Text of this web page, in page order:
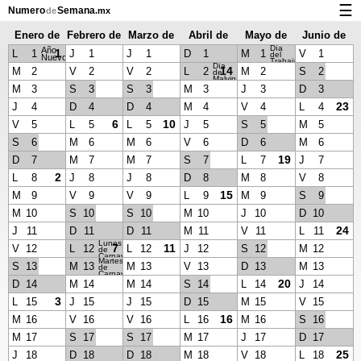
NumerodeSemana.mx
Calendario con días festivos y números de semana
Privacidad y galletas
☰
Enero de
2029
Febrero de
2029
Marzo de
2029
Abril de
2029
Mayo de
2029
Junio de
2029
L 1 1
Año
Nuevo J 1 J 1 D 1 M 1 Día
del
Trabajador
V
1
M
2 V 2 V 2 L 2 14
Día
de
Malvinas
M 2 S
2
M
3 S 3 S 3 M 3 J 3 D
3
J
4 D 4 D 4 M 4 V 4 L 4 23
V 5 L 5 6 L 5 10 J 5 S 5 M
5
S
6 M 6 M 6 V 6 D 6 M
6
D
7 M 7 M 7 S 7 L 7 19 J
7
L
8 2 J 8 J 8 D 8 M 8 V
8
M
9 V 9 V 9 L 9 15 M 9 S
9
M 10 S 10 S 10 M 10 J 10 D 10
J
11 D 11 D 11 M 11 V 11 L 11 24
V 12 L 12 7
Lunes
de
Carnaval
L 12 11 J 12 S 12 M 12
S
13 M 13 Martes
de
Carnaval
M 13 V 13 D 13 M 13
D 14 M 14 M 14 S 14 L 14 20 J
14
L
15 3 J 15 J 15 D 15 M 15 V 15
M 16 V 16 V 16 L 16 16 M 16 S
16
M 17 S 17 S 17 M 17 J 17 D 17
J
18 D 18 D 18 M 18 V 18 L 18 25